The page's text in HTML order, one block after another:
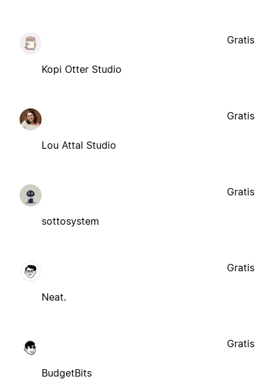
Kopi Otter Studio
Gratis
Lou Attal Studio
Gratis
sottosystem
Gratis
Neat.
Gratis
BudgetBits
Gratis